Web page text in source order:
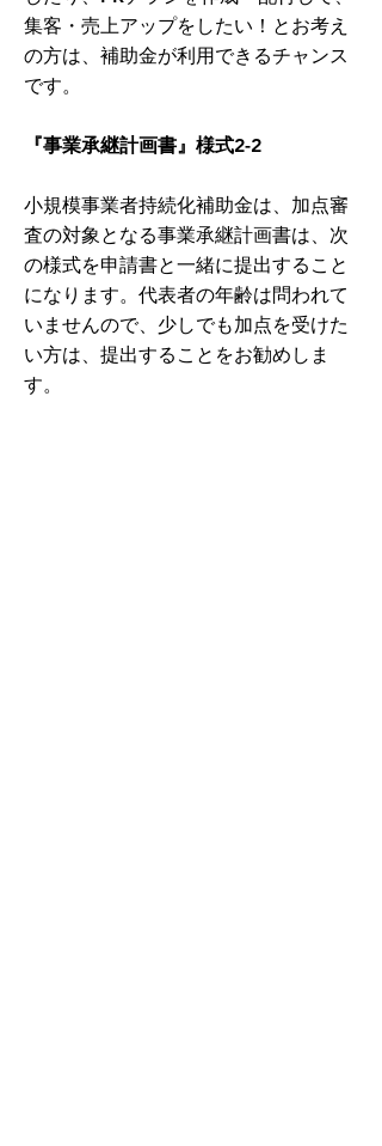
集客・売上アップをしたい！とお考え
の方は、補助金が利用できるチャンス
です。
『事業承継計画書』様式2-2
小規模事業者持続化補助金は、加点審
査の対象となる事業承継計画書は、次
の様式を申請書と一緒に提出すること
になります。代表者の年齢は問われて
いませんので、少しでも加点を受けた
い方は、提出することをお勧めしま
す。